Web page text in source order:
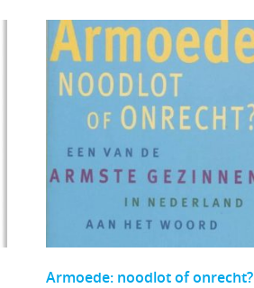
Armoede: noodlot of onrecht?